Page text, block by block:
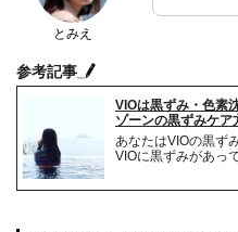
とみえ
参考記事
VIOは黒ずみ・色素
ゾーンの黒ずみケア
あなたはVIOの黒ず
VIOに黒ずみがあっ